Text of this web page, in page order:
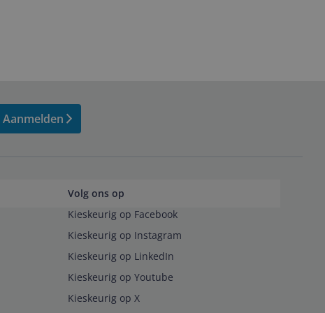
Aanmelden
Volg ons op
Kieskeurig op Facebook
Kieskeurig op Instagram
Kieskeurig op LinkedIn
Kieskeurig op Youtube
Kieskeurig op X